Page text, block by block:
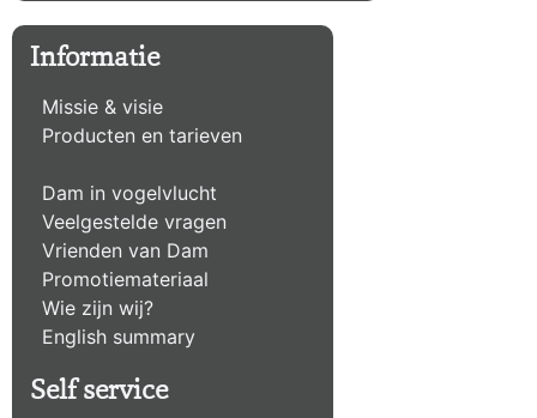
Informatie
Missie & visie
Producten en tarieven
Dam in vogelvlucht
Veelgestelde vragen
Vrienden van Dam
Promotiemateriaal
Wie zijn wij?
English summary
Self service